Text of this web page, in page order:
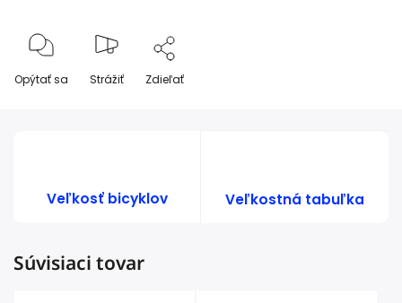
Opýtať sa Strážiť Zdieľať
Veľkosť bicyklov Veľkostná tabuľka
Súvisiaci tovar